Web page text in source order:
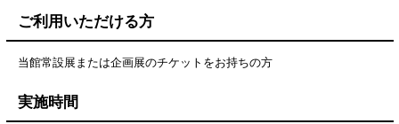
ご利用いただける方
当館常設展または企画展のチケットをお持ちの方
実施時間